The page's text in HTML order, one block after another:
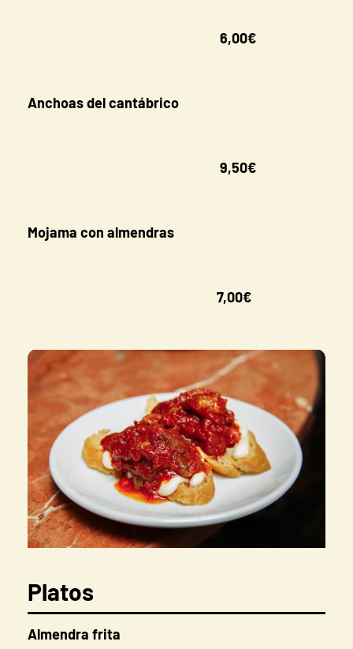
6,00€
Anchoas del cantábrico
9,50€
Mojama con almendras
7,00€
Platos
Almendra frita